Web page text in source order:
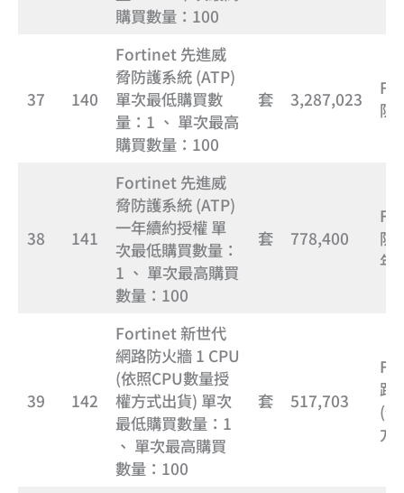
購買數量：100
37 140
Fortinet 先進威
脅防護系統 (ATP)
單次最低購買數
量：1 、 單次最高
購買數量：100
套 3,287,023
防
38 141
Fortinet 先進威
脅防護系統 (ATP)
一年續約授權 單
次最低購買數量：
1 、 單次最高購買
數量：100
套 778,400
防
年
39 142
Fortinet 新世代
網路防火牆 1 CPU
(依照CPU數量授
權方式出貨) 單次
最低購買數量：1
、 單次最高購買
數量：100
套 517,703
路
(
方